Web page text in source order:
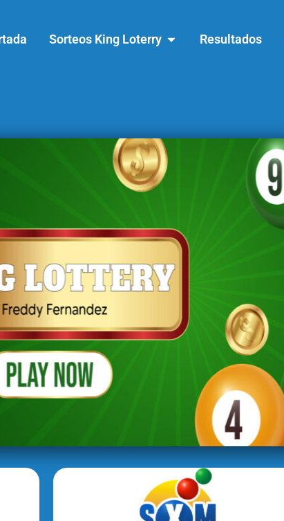
Sorteos King Loterry Resultados